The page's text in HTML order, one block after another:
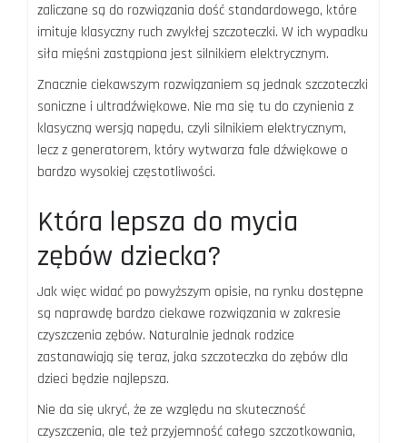
zaliczane są do rozwiązania dość standardowego, które
imituje klasyczny ruch zwykłej szczoteczki. W ich wypadku
siła mięśni zastąpiona jest silnikiem elektrycznym.
Znacznie ciekawszym rozwiązaniem są jednak szczoteczki
soniczne i ultradźwiękowe. Nie ma się tu do czynienia z
klasyczną wersją napędu, czyli silnikiem elektrycznym,
lecz z generatorem, który wytwarza fale dźwiękowe o
bardzo wysokiej częstotliwości.
Która lepsza do mycia
zębów dziecka?
Jak więc widać po powyższym opisie, na rynku dostępne
są naprawdę bardzo ciekawe rozwiązania w zakresie
czyszczenia zębów. Naturalnie jednak rodzice
zastanawiają się teraz, jaka szczoteczka do zębów dla
dzieci będzie najlepsza.
Nie da się ukryć, że ze względu na skuteczność
czyszczenia, ale też przyjemność całego szczotkowania,